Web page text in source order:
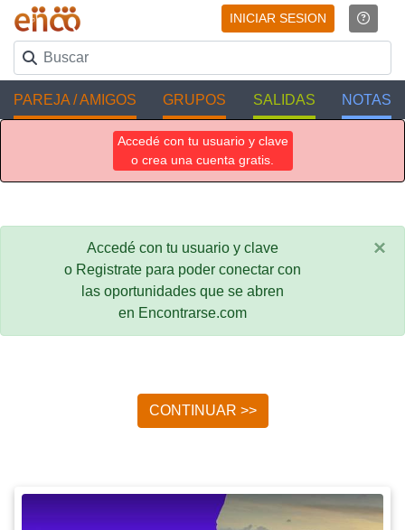
INICIAR SESION
PAREJA / AMIGOS GRUPOS SALIDAS NOTAS
Accedé con tu usuario y clave
o crea una cuenta gratis.
Accedé con tu usuario y clave
o Registrate para poder conectar con
las oportunidades que se abren
en Encontrarse.com
×
CONTINUAR >>